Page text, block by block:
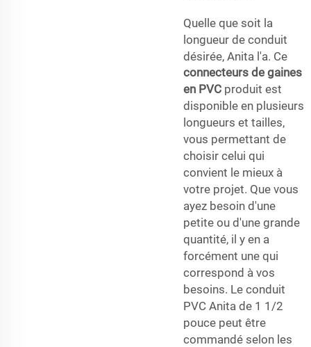
Quelle que soit la
longueur de conduit
désirée, Anita l'a. Ce
connecteurs de gaines
en PVC produit est
disponible en plusieurs
longueurs et tailles,
vous permettant de
choisir celui qui
convient le mieux à
votre projet. Que vous
ayez besoin d'une
petite ou d'une grande
quantité, il y en a
forcément une qui
correspond à vos
besoins. Le conduit
PVC Anita de 1 1/2
pouce peut être
commandé selon les